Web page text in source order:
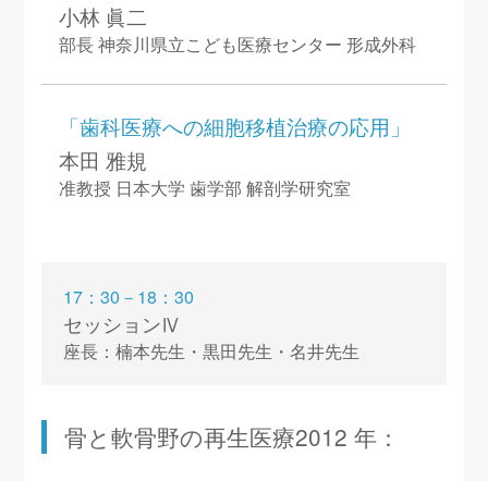
小林 眞二
部長 神奈川県立こども医療センター 形成外科
「歯科医療への細胞移植治療の応用」
本田 雅規
准教授 日本大学 歯学部 解剖学研究室
17：30－18：30
セッションⅣ
座長：楠本先生・黒田先生・名井先生
骨と軟骨野の再生医療2012 年：